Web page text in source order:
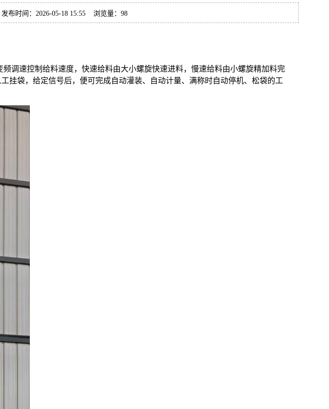
时间：2026-05-18 15:55 浏览量： 98
调速控制给料速度，快速给料由大小螺旋快速进料，慢速给料由小螺旋精加料完
挂袋，给定信号后，便可完成自动灌装、自动计量、满称时自动停机、松袋的工